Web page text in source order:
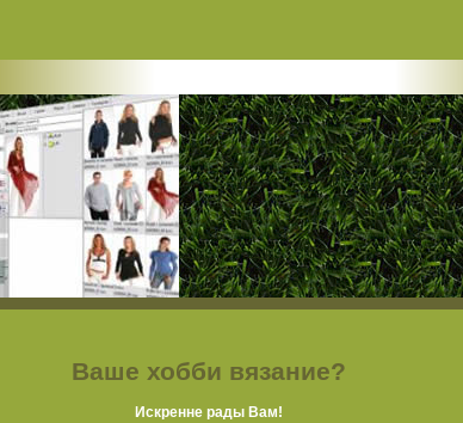
Ваше хобби вязание?
Искренне рады Вам!